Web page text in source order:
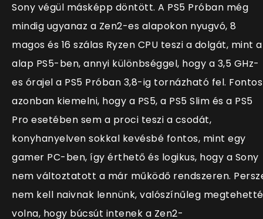
Sony végül másképp döntött. A PS5 Próban még
mindig ugyanaz a Zen2-es alapokon nyugvó, 8
magos és 16 szálas Ryzen CPU teszi a dolgát, mint
alap PS5-ben, annyi különbséggel, hogy a 3,5 GHz-
es órajel a PS5 Próban 3,8-ig tornázható fel. Fontos
azonban kiemelni, hogy a PS5, a PS5 Slim és a PS5
Pro esetében sem a proci teszi a csodát,
konyhanyelven sokkal kevésbé fontos, mint egy
gamer PC-ben, így érthető és logikus, hogy a Sony
nem változtatott a már működő rendszeren.
nem kell naivnak lennünk, valószínűleg
volna, hogy búcsút intenek a Zen2-